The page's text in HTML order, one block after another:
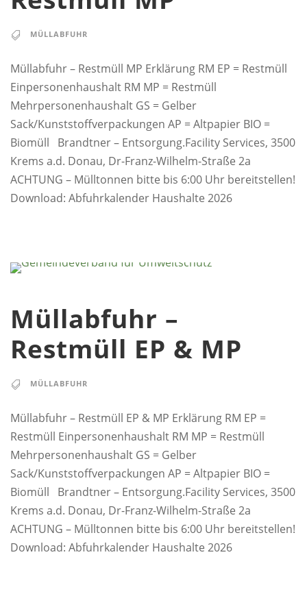
MÜLLABFUHR
Müllabfuhr – Restmüll MP Erklärung RM EP = Restmüll
Einpersonenhaushalt RM MP = Restmüll
Mehrpersonenhaushalt GS = Gelber
Sack/Kunststoffverpackungen AP = Altpapier BIO =
Biomüll Brandtner – Entsorgung.Facility Services, 3500
Krems a.d. Donau, Dr-Franz-Wilhelm-Straße 2a
ACHTUNG – Mülltonnen bitte bis 6:00 Uhr bereitstellen!
Download: Abfuhrkalender Haushalte 2026
Müllabfuhr –
Restmüll EP & MP
MÜLLABFUHR
Müllabfuhr – Restmüll EP & MP Erklärung RM EP =
Restmüll Einpersonenhaushalt RM MP = Restmüll
Mehrpersonenhaushalt GS = Gelber
Sack/Kunststoffverpackungen AP = Altpapier BIO =
Biomüll Brandtner – Entsorgung.Facility Services, 3500
Krems a.d. Donau, Dr-Franz-Wilhelm-Straße 2a
ACHTUNG – Mülltonnen bitte bis 6:00 Uhr bereitstellen!
Download: Abfuhrkalender Haushalte 2026